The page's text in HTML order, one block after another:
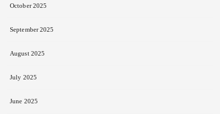
October 2025
September 2025
August 2025
July 2025
June 2025